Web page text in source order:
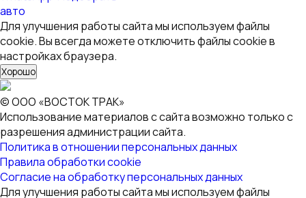
авто
Для улучшения работы сайта мы используем файлы
cookie. Вы всегда можете отключить файлы cookie в
настройках браузера.
Хорошо
© ООО «ВОСТОК ТРАК»
Использование материалов с сайта возможно только с
разрешения администрации сайта.
Политика в отношении персональных данных
Правила обработки cookie
Согласие на обработку персональных данных
Для улучшения работы сайта мы используем файлы